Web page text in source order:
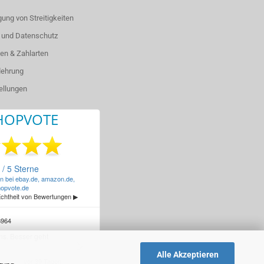
Alle Akzeptieren
von Streitigkeiten
Datenschutz
& Zahlarten